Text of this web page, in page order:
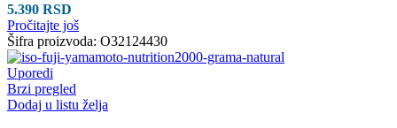
5.390 RSD
Pročitajte još
Šifra proizvoda: O32124430
Uporedi
Brzi pregled
Dodaj u listu želja